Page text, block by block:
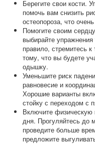
Берегите свои кости.
помочь вам снизить
остеопороза, что
Помогите своим
выбирайте
правило, стремитесь к
тому, что вы будете
одышку.
Уменьшите риск
равновесие и
Хорошие варианты
стойку с переходом с
Включите физическую
дня. Прогуляйтесь до
проведите больше
предложите